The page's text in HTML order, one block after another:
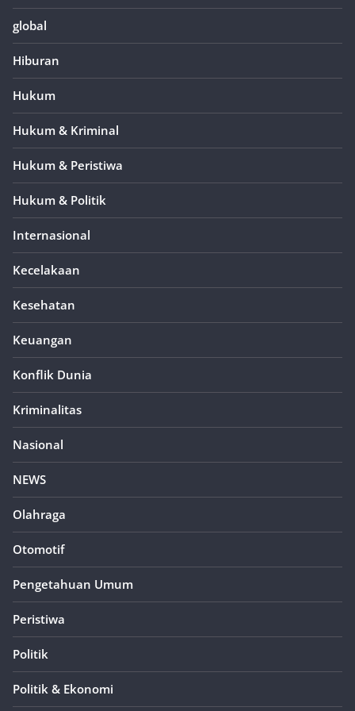
global
Hiburan
Hukum
Hukum & Kriminal
Hukum & Peristiwa
Hukum & Politik
Internasional
Kecelakaan
Kesehatan
Keuangan
Konflik Dunia
Kriminalitas
Nasional
NEWS
Olahraga
Otomotif
Pengetahuan Umum
Peristiwa
Politik
Politik & Ekonomi